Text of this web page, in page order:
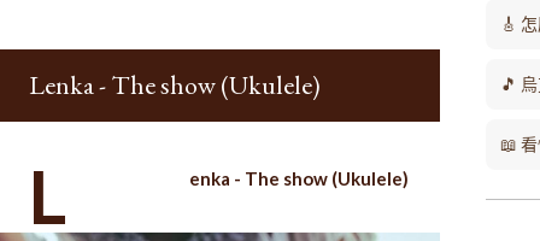
Lenka - The show (Ukulele)
L enka - The show (Ukulele)
🎸
🎵
📖